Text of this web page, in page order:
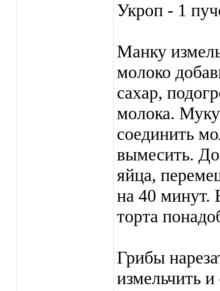
Укроп - 1
Манку
молоко
сахар,
молока.
соединить
вымесить.
яйца,
на 40 минут.
торта
Грибы
измельчить